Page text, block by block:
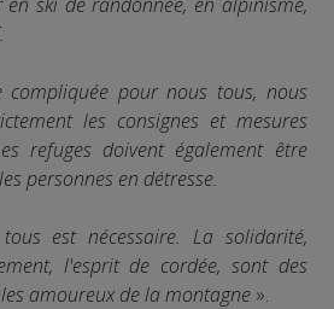
compliquée pour nous tous, nous
les consignes et mesures
refuges doivent également être
personnes en détresse.
est nécessaire. La solidarité,
l'esprit de cordée, sont des
amoureux de la montagne ».